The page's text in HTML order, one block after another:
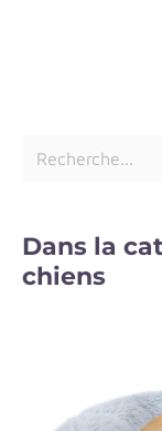
Dans la
chiens